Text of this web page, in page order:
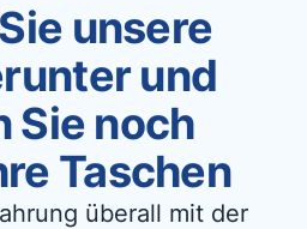
unsere
und
Sie noch
Taschen
überall mit der